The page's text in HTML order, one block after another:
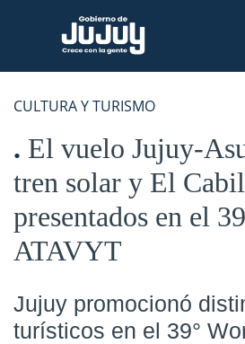
CULTURA Y TURISMO
El vuelo Jujuy-
tren solar y El
presentados en el
ATAVYT
Jujuy promocionó
turísticos en el 39°